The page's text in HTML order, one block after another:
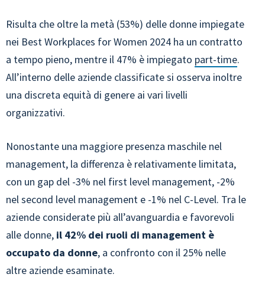
Risulta che oltre la metà (53%) delle donne impiegate
nei Best Workplaces for Women 2024 ha un contratto
a tempo pieno, mentre il 47% è impiegato part-time.
All’interno delle aziende classificate si osserva inoltre
una discreta equità di genere ai vari livelli
organizzativi.
Nonostante una maggiore presenza maschile nel
management, la differenza è relativamente limitata,
con un gap del -3% nel first level management, -2%
nel second level management e -1% nel C-Level. Tra le
aziende considerate più all’avanguardia e favorevoli
alle donne, il 42% dei ruoli di management è
occupato da donne, a confronto con il 25% nelle
altre aziende esaminate.